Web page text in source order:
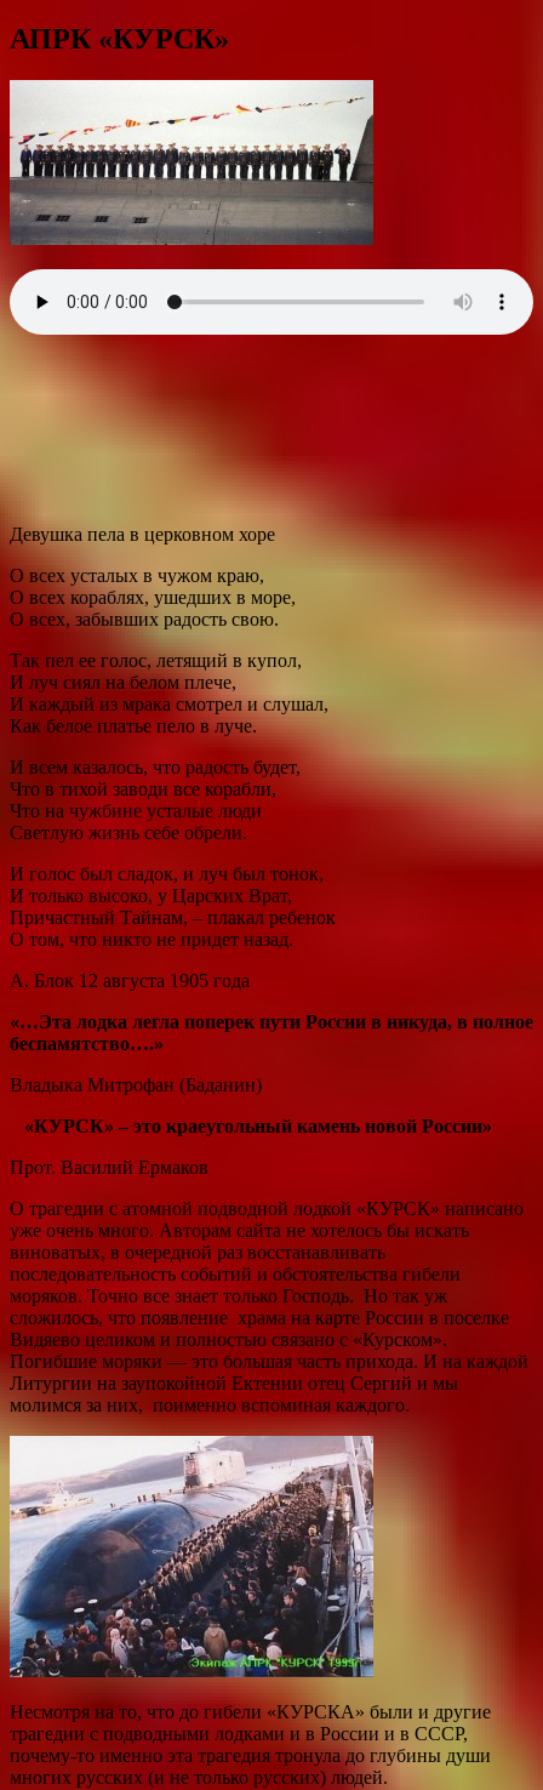
АПРК «КУРСК»
Девушка пела в церковном хоре
О всех усталых в чужом краю,
О всех кораблях, ушедших в море,
О всех, забывших радость свою.
Так пел ее голос, летящий в купол,
И луч сиял на белом плече,
И каждый из мрака смотрел и слушал,
Как белое платье пело в луче.
И всем казалось, что радость будет,
Что в тихой заводи все корабли,
Что на чужбине усталые люди
Светлую жизнь себе обрели.
И голос был сладок, и луч был тонок,
И только высоко, у Царских Врат,
Причастный Тайнам, – плакал ребенок
О том, что никто не придет назад.
А. Блок 12 августа 1905 года
«…Эта лодка легла поперек пути России в никуда, в полное
беспамятство….»
Владыка Митрофан (Баданин)
«КУРСК» – это краеугольный камень новой России»
Прот. Василий Ермаков
О трагедии с атомной подводной лодкой «КУРСК» написано
уже очень много. Авторам сайта не хотелось бы искать
виноватых, в очередной раз восстанавливать
последовательность событий и обстоятельства гибели
моряков. Точно все знает только Господь. Но так уж
сложилось, что появление храма на карте России в поселке
Видяево целиком и полностью связано с «Курском».
Погибшие моряки — это большая часть прихода. И на каждой
Литургии на заупокойной Ектении отец Сергий и мы
молимся за них, поименно вспоминая каждого.
Несмотря на то, что до гибели «КУРСКА» были и другие
трагедии с подводными лодками и в России и в СССР,
почему-то именно эта трагедия тронула до глубины души
многих русских (и не только русских) людей.